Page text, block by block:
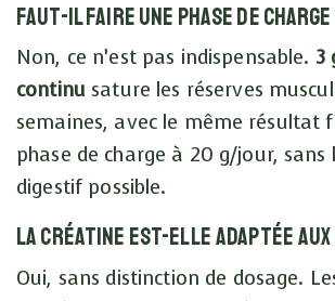
Faut-il faire une phase de charge
Non, ce n’est pas indispensable. 3
continu sature les réserves
semaines, avec le même résultat
phase de charge à 20 g/jour, sans
digestif possible.
La créatine est-elle adaptée aux
Oui, sans distinction de dosage.